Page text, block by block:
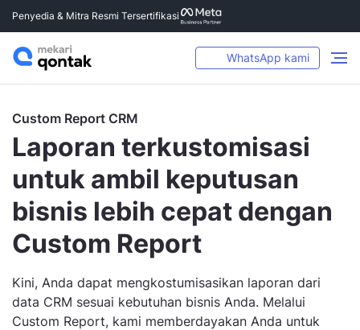
Penyedia & Mitra Resmi Tersertifikasi
WhatsApp kami
Custom Report CRM
Laporan terkustomisasi
untuk ambil keputusan
bisnis lebih cepat dengan
Custom Report
Kini, Anda dapat mengkostumisasikan laporan dari
data CRM sesuai kebutuhan bisnis Anda. Melalui
Custom Report, kami memberdayakan Anda untuk